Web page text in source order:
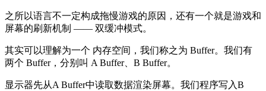
之所以语言不一定构成拖慢游戏的原因，还有一个就是游戏和
屏幕的刷新机制 —— 双缓冲模式。
其实可以理解为一个 内存空间，我们称之为 Buffer。我们有
两个 Buffer，分别叫 A Buffer、B Buffer。
显示器先从A Buffer中读取数据渲染屏幕。我们程序写入B